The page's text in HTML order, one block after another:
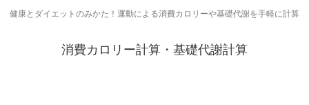
健康とダイエットのみかた！運動による消費カロリーや基礎代謝を手軽に計算
消費カロリー計算・基礎代謝計算